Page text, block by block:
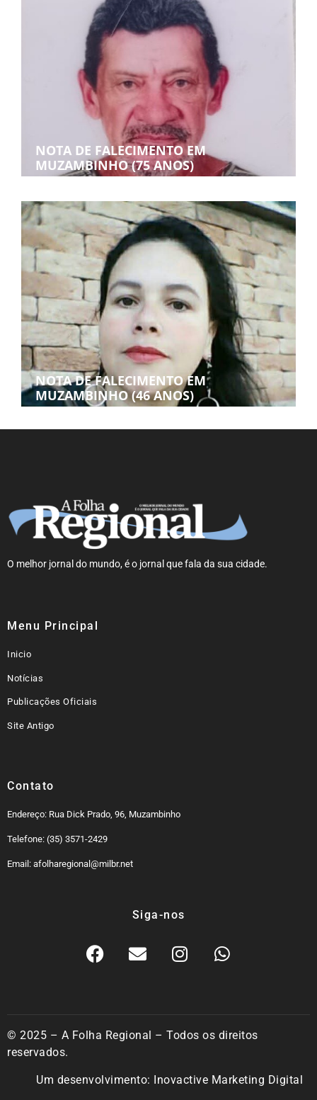
NOTA DE FALECIMENTO EM
MUZAMBINHO (75 ANOS)
NOTA DE FALECIMENTO EM
MUZAMBINHO (46 ANOS)
O melhor jornal do mundo, é o jornal que fala da sua cidade.
Menu Principal
Inicio
Notícias
Publicações Oficiais
Site Antigo
Contato
Endereço: Rua Dick Prado, 96, Muzambinho
Telefone: (35) 3571-2429
Email: afolharegional@milbr.net
Siga-nos
© 2025 – A Folha Regional – Todos os direitos
reservados.
Um desenvolvimento: Inovactive Marketing Digital